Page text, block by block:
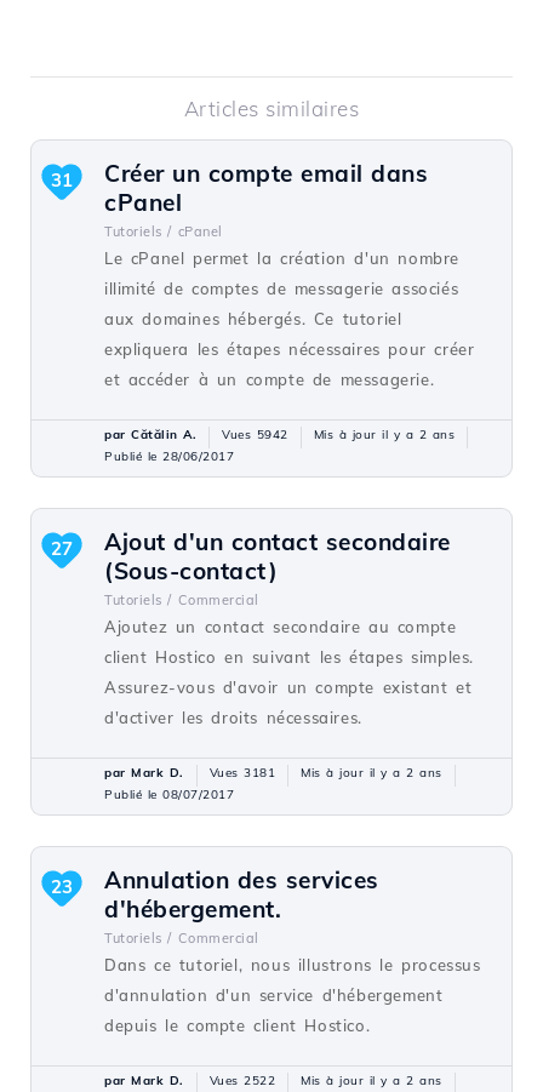
Articles similaires
Créer un compte email dans
cPanel
Tutoriels / cPanel
Le cPanel permet la création d'un nombre
illimité de comptes de messagerie associés
aux domaines hébergés. Ce tutoriel
expliquera les étapes nécessaires pour créer
et accéder à un compte de messagerie.
31
par Cătălin A. Vues 5942
Mis à jour il y a 2 ans
Publié le 28/06/2017
Ajout d'un contact secondaire
(Sous-contact)
Tutoriels / Commercial
Ajoutez un contact secondaire au compte
client Hostico en suivant les étapes simples.
Assurez-vous d'avoir un compte existant et
d'activer les droits nécessaires.
27
par Mark D. Vues 3181
Mis à jour il y a 2 ans
Publié le 08/07/2017
Annulation des services
d'hébergement.
Tutoriels / Commercial
Dans ce tutoriel, nous illustrons le processus
d'annulation d'un service d'hébergement
depuis le compte client Hostico.
23
par Mark D. Vues 2522
Mis à jour il y a 2 ans